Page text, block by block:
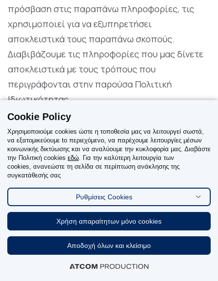
πρόσβαση στις παραπάνω πληροφορίες, τις
χρησιμοποιεί για να εξυπηρετήσει
αποκλειστικά τους παραπάνω σκοπούς.
Διαβιβάζουμε τις πληροφορίες που μας δίνετε
αποκλειστικά με τους τρόπους που
περιγράφονται στην παρούσα Πολιτική
Ιδιωτικότητας.
12. Τα δικαιώματά σας
Έχετε τα ακόλουθα δικαιώματα όσον αφορά τα
δεδομένα προσωπικού χαρακτήρα που
διατηρούμε για εσάς:
1. Να έχετε πρόσβαση στα δεδομένα
προσωπικού χαρακτήρα σας. Αυτό σας δίνει τη
δυνατότητα π.χ. να λάβετε ένα αντίγραφο των
δεδομένων προσωπικού χαρακτήρα που
Cookie Policy
Χρησιμοποιούμε cookies ώστε η τοποθεσία μας να λειτουργεί σωστά,
να εξατομικεύουμε to περιεχόμενο, να παρέχουμε λειτουργίες μέσων
κοινωνικής δικτύωσης και να αναλύουμε την κυκλοφορία μας. Διαβάστε
την Πολιτική cookies εδώ. Για την καλύτερη λειτουργία των
cookies, ανανεώστε τη σελίδα σε περίπτωση ανάκλησης της
συγκατάθεσής σας
Ρυθμίσεις Cookies
Χρήση απαραίτητων μόνο cookies
Αποδοχή όλων και κλείσιμο